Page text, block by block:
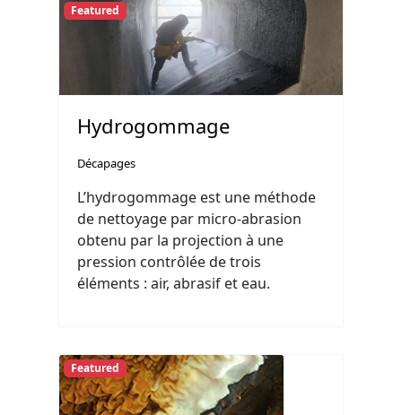
Featured
Hydrogommage
Décapages
L’hydrogommage est une méthode
de nettoyage par micro-abrasion
obtenu par la projection à une
pression contrôlée de trois
éléments : air, abrasif et eau.
Featured